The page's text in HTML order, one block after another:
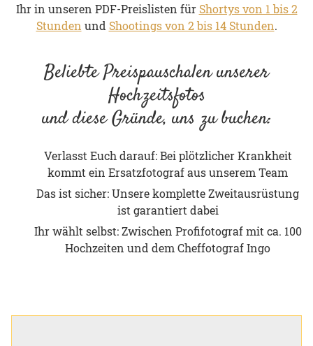
Ihr in unseren PDF-Preislisten für Shortys von 1 bis 2
Stunden und Shootings von 2 bis 14 Stunden.
Beliebte Preispauschalen unserer
Hochzeitsfotos
und diese Gründe, uns zu buchen:
Verlasst Euch darauf: Bei plötzlicher Krankheit
kommt ein Ersatzfotograf aus unserem Team
Das ist sicher: Unsere komplette Zweitausrüstung
ist garantiert dabei
Ihr wählt selbst: Zwischen Profifotograf mit ca. 100
Hochzeiten und dem Cheffotograf Ingo